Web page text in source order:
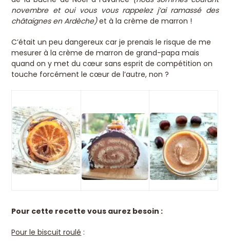
novembre et oui vous vous rappelez j’ai ramassé des
châtaignes en Ardèche)et à la crème de marron !
C’était un peu dangereux car je prenais le risque de me
mesurer à la crème de marron de grand-papa mais
quand on y met du cœur sans esprit de compétition on
touche forcément le cœur de l’autre, non ?
Pour cette recette vous aurez besoin :
Pour le biscuit roulé :